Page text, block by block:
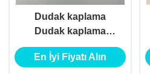
Dudak kaplama
Dudak kaplama
kaplama kalem
konteyneri özel logo
En İyi Fiyatı Alın